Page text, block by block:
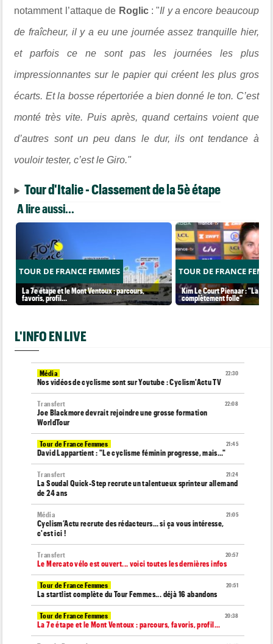
notamment l’attaque de Roglic: "Il y a encore beaucoup
de fraîcheur, il y a eu une journée assez tranquille hier,
et parfois ce ne sont pas les journées les plus
impressionnantes sur le papier qui créent les plus gros
écarts. Et la bosse répertoriée a bien donné le ton. C’est
monté très vite. Puis après, quand certains voient que
d’autres sont un peu dans le dur, ils ont tendance à
vouloir tester, c’est le Giro."
Tour d'Italie - Classement de la 5è étape
A lire aussi...
TOUR DE FRANCE FEMMES
La 7e étape et le Mont Ventoux : parcours,
favoris, profil…
TOUR DE FRANCE
Kim Le Court Pienaar : "La
complètement folle"
L'INFO EN LIVE
22:30
Média
Nos vidéos de cyclisme sont sur Youtube : Cyclism'Actu TV
22:08
Transfert
Joe Blackmore devrait rejoindre une grosse formation
WorldTour
21:45
Tour de France Femmes
David Lappartient : "Le cyclisme féminin progresse, mais…"
21:24
Transfert
La Soudal Quick-Step recrute un talentueux sprinteur allemand
de 24 ans
21:05
Média
Cyclism’Actu recrute des rédacteurs… si ça vous intéresse,
c'est ici !
20:57
Transfert
Le Mercato vélo est ouvert... voici toutes les dernières infos
20:51
Tour de France Femmes
La startlist complète du Tour Femmes... déjà 16 abandons
20:38
Tour de France Femmes
La 7e étape et le Mont Ventoux : parcours, favoris, profil…